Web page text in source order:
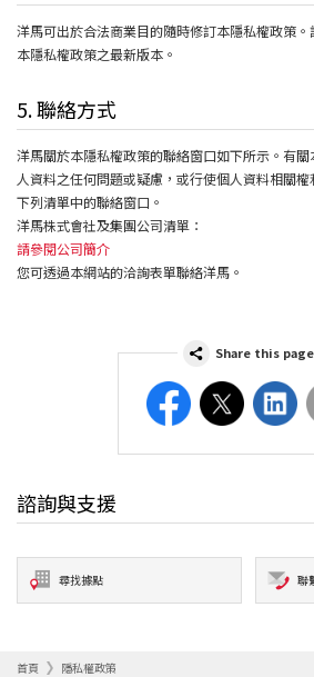
洋馬可出於合法商業目的隨時修訂本隱私權政策
本隱私權政策之最新版本。
5. 聯絡方式
洋馬關於本隱私權政策的聯絡窗口如下所示。有
人資料之任何問題或疑慮，或行使個人資料相關
下列清單中的聯絡窗口。
洋馬株式會社及集團公司清單：
請參閱公司簡介
您可透過本網站的洽詢表單聯絡洋馬。
Share this page
FacebookTwitterLinkedIn
諮詢與支援
尋找據點 聯
首頁 隱私權政策